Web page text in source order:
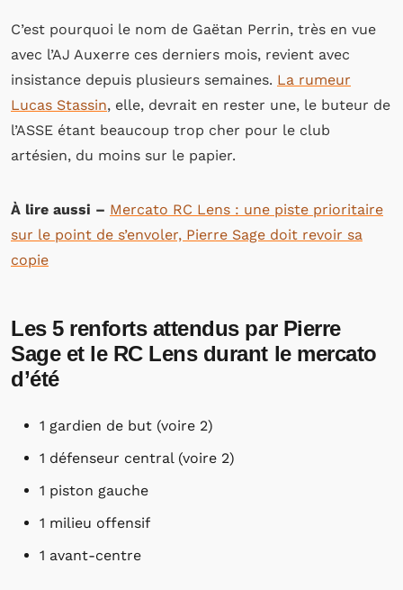
C’est pourquoi le nom de Gaëtan Perrin, très en vue
avec l’AJ Auxerre ces derniers mois, revient avec
insistance depuis plusieurs semaines. La rumeur
Lucas Stassin, elle, devrait en rester une, le buteur de
l’ASSE étant beaucoup trop cher pour le club
artésien, du moins sur le papier.
À lire aussi – Mercato RC Lens : une piste prioritaire
sur le point de s’envoler, Pierre Sage doit revoir sa
copie
Les 5 renforts attendus par Pierre
Sage et le RC Lens durant le mercato
d’été
1 gardien de but (voire 2)
1 défenseur central (voire 2)
1 piston gauche
1 milieu offensif
1 avant-centre